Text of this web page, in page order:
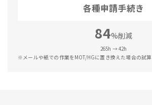
各種申請手続き
84%削減
265h → 42h
※メールや紙での作業をMOT/HGに置き換えた場合の試算